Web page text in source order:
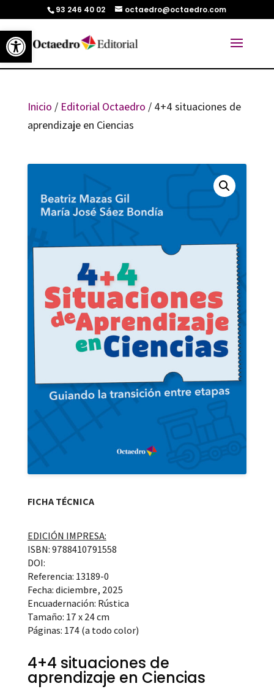
Abrir barra de herramientas
93 246 40 02 octaedro@octaedro.com
Inicio / Editorial Octaedro / 4+4 situaciones de
aprendizaje en Ciencias
FICHA TÉCNICA
EDICIÓN IMPRESA:
ISBN: 9788410791558
DOI:
Referencia: 13189-0
Fecha: diciembre, 2025
Encuadernación: Rústica
Tamaño: 17 x 24 cm
Páginas: 174 (a todo color)
4+4 situaciones de
aprendizaje en Ciencias